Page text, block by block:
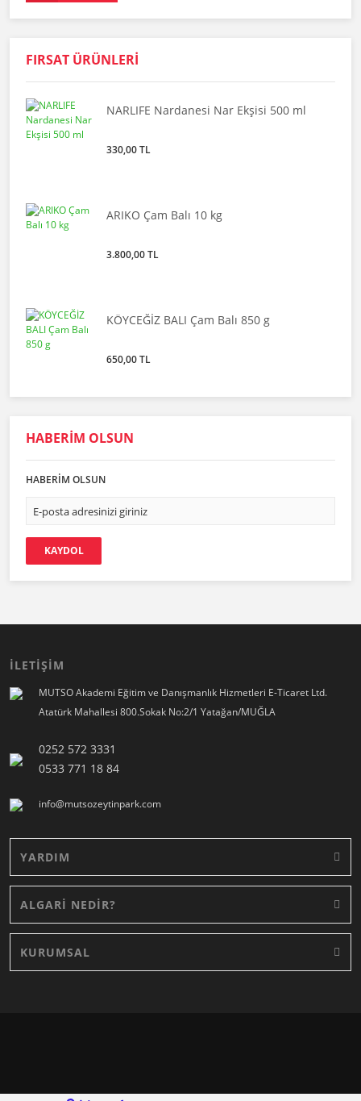
FIRSAT ÜRÜNLERİ
NARLIFE Nardanesi Nar Ekşisi 500 ml
330,00 TL
ARIKO Çam Balı 10 kg
3.800,00 TL
KÖYCEĞİZ BALI Çam Balı 850 g
650,00 TL
HABERİM OLSUN
HABERİM OLSUN
KAYDOL
İLETİŞİM
MUTSO Akademi Eğitim ve Danışmanlık Hizmetleri E-Ticaret Ltd.
Atatürk Mahallesi 800.Sokak No:2/1 Yatağan/MUĞLA
0252 572 3331
0533 771 18 84
info@mutsozeytinpark.com
YARDIM
ALGARİ NEDİR?
KURUMSAL